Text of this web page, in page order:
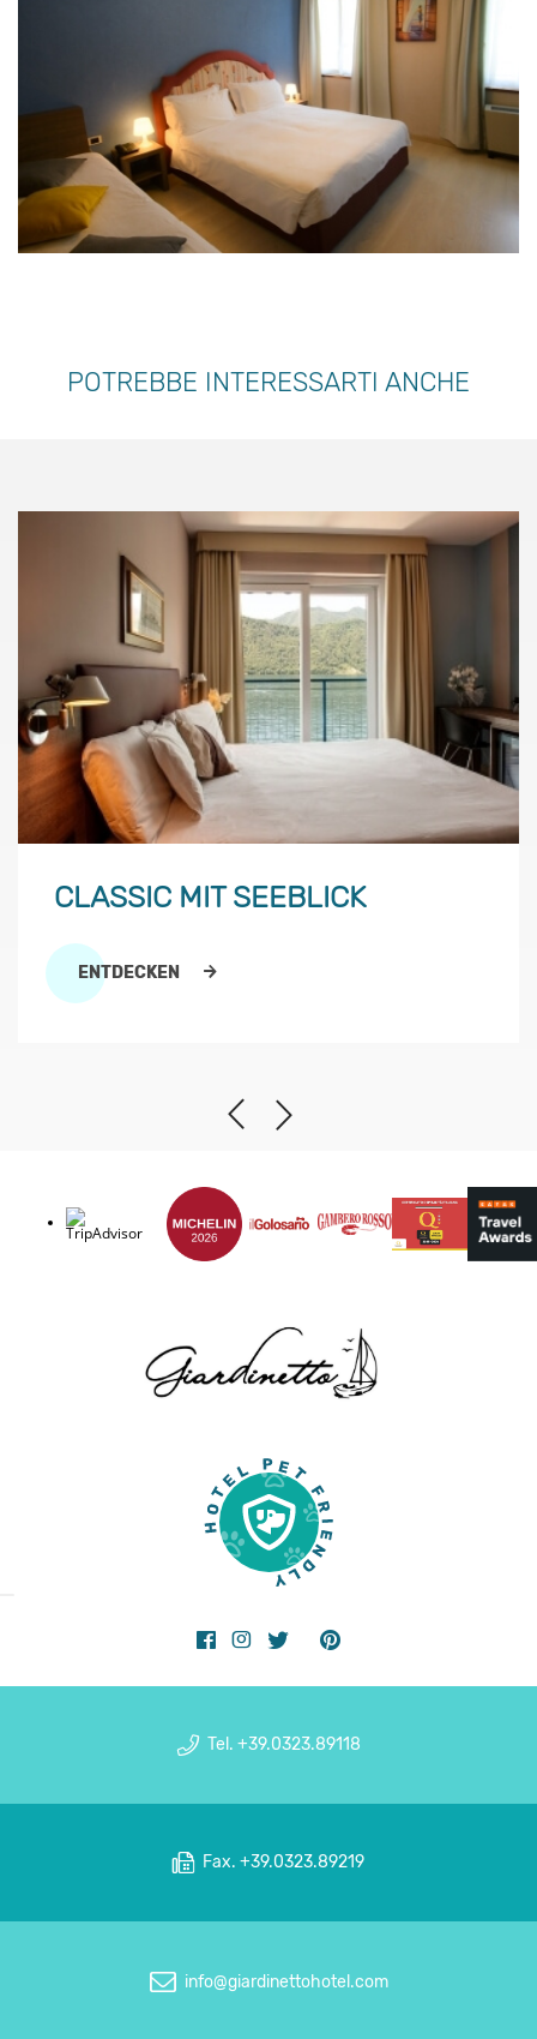
POTREBBE INTERESSARTI ANCHE
CLASSIC MIT SEEBLICK
ENTDECKEN
Tel. +39.0323.89118
Fax. +39.0323.89219
info@giardinettohotel.com